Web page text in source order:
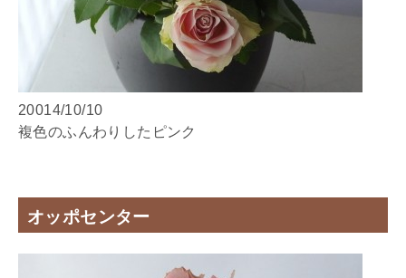
20014/10/10
複色のふんわりしたピンク
オッポセンター